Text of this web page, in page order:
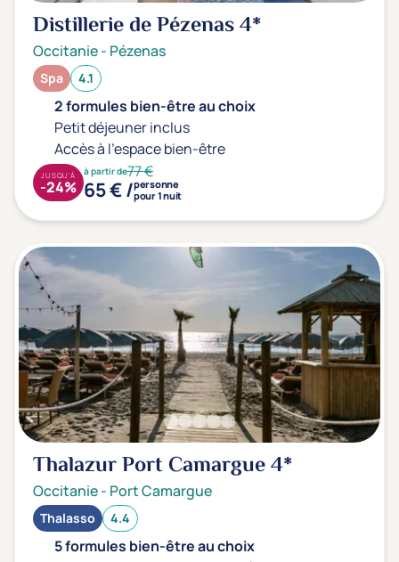
Distillerie de Pézenas4*
Occitanie- Pézenas
Spa 4.1
2 formules bien-être au choix
Petit déjeuner inclus
Accès à l'espace bien-être
à partir de77 €
65 € /personne
pour 1 nuit
JUSQU'À
-24%
Thalazur Port Camargue4*
Occitanie- Port Camargue
Thalasso 4.4
5 formules bien-être au choix